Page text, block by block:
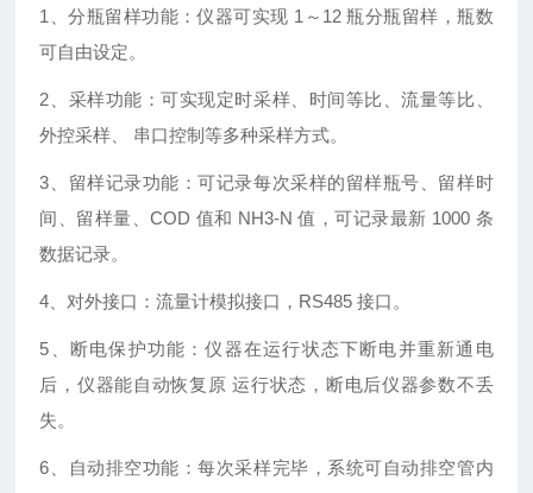
1、分瓶留样功能：仪器可实现 1～12 瓶分瓶留样，瓶数
可自由设定。
2、采样功能：可实现定时采样、时间等比、流量等比、
外控采样、 串口控制等多种采样方式。
3、留样记录功能：可记录每次采样的留样瓶号、留样时
间、留样量、COD 值和 NH3-N 值，可记录最新 1000 条
数据记录。
4、对外接口：流量计模拟接口，RS485 接口。
5、断电保护功能：仪器在运行状态下断电并重新通电
后，仪器能自动恢复原 运行状态，断电后仪器参数不丢
失。
6、自动排空功能：每次采样完毕，系统可自动排空管内